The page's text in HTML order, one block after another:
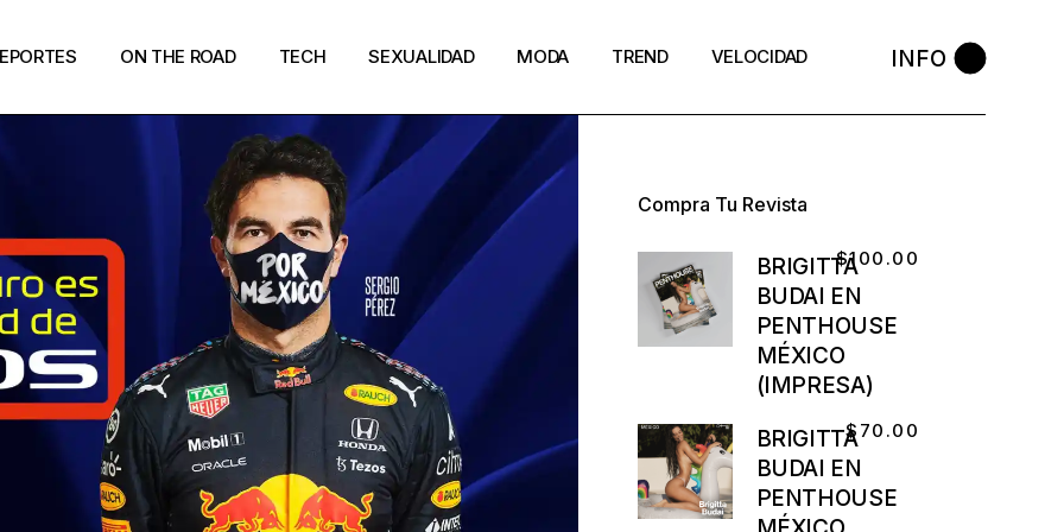
ON THE ROAD TECH SEXUALIDAD MODA TREND VELOCIDAD INFO
Compra Tu Revista
BRIGITTA
BUDAI EN
PENTHOUSE
MÉXICO
(IMPRESA)
$100.00
BRIGITTA
BUDAI EN
PENTHOUSE
$ 70.00